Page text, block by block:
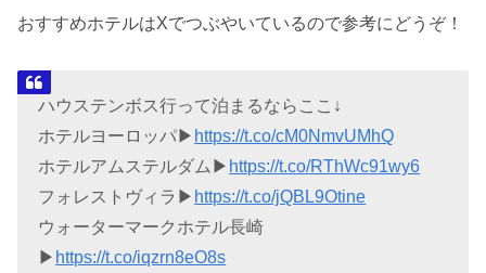
おすすめホテルはXでつぶやいているので参考にどうぞ！
ハウステンボス行って泊まるならここ↓
ホテルヨーロッパ▶︎ https://t.co/cM0NmvUMhQ
ホテルアムステルダム▶︎ https://t.co/RThWc91wy6
フォレストヴィラ▶︎ https://t.co/jQBL9Otine
ウォーターマークホテル長崎
▶︎ https://t.co/iqzrn8eO8s